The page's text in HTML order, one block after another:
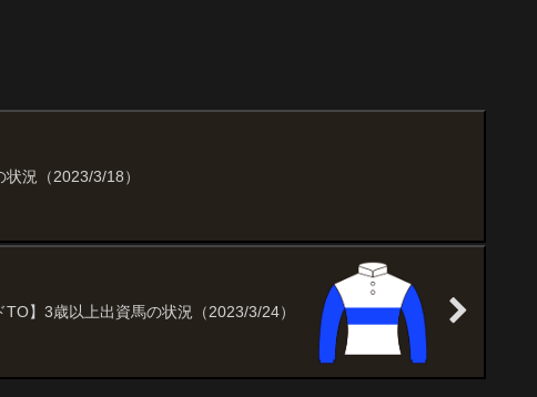
況（2023/3/18）
TO】3歳以上出資馬の状況（2023/3/24）